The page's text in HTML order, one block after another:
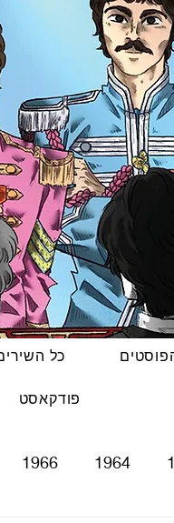
כל
פודקאסט
1964
1966